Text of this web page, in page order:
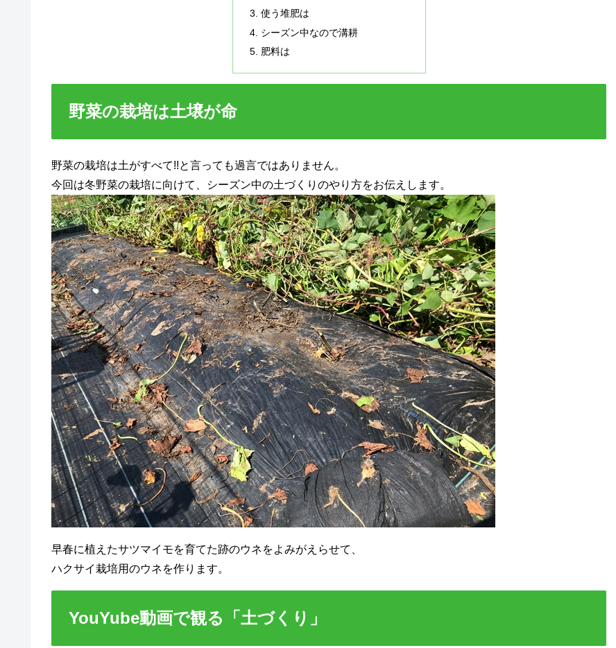
使う堆肥は
シーズン中なので溝耕
肥料は
野菜の栽培は土壌が命
野菜の栽培は土がすべて!!と言っても過言ではありません。
今回は冬野菜の栽培に向けて、シーズン中の土づくりのやり方をお伝えします。
早春に植えたサツマイモを育てた跡のウネをよみがえらせて、
ハクサイ栽培用のウネを作ります。
YouYube動画で観る「土づくり」